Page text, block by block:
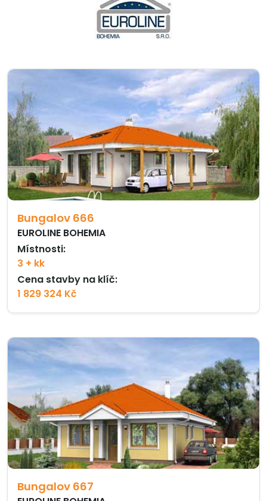
Bungalov 666
EUROLINE BOHEMIA
Místnosti:
3 + kk
Cena stavby na klíč:
1 829 324 Kč
Bungalov 667